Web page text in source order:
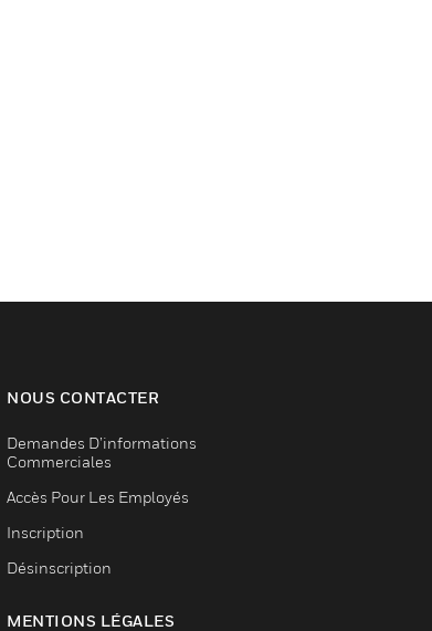
NOUS CONTACTER
Demandes D’informations
Commerciales
Accès Pour Les Employés
Inscription
Désinscription
MENTIONS LÉGALES